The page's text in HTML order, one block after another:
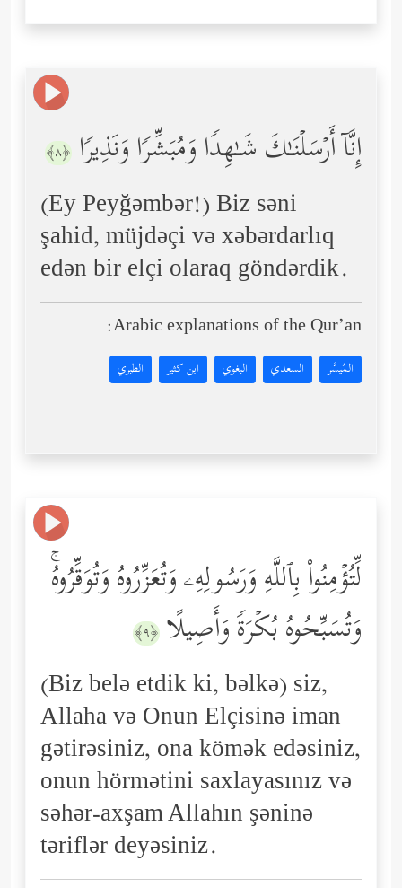
إِنَّاۤ أَرۡسَلۡنَـٰكَ شَـٰهِدࣰا وَمُبَشِّرࣰا وَنَذِیرࣰا ﴿٨﴾
(Ey Peyğəmbər!) Biz səni
şahid, müjdəçi və xəbərdarlıq
edən bir elçi olaraq göndərdik.
Arabic explanations of the Qur’an:
المُيسَّر السعدي البغوي ابن كثير الطبري
لِّتُؤۡمِنُواْ بِٱللَّهِ وَرَسُولِهِۦ وَتُعَزِّرُوهُ وَتُوَقِّرُوهُۚ
وَتُسَبِّحُوهُ بُكۡرَةࣰ وَأَصِیلًا ﴿٩﴾
(Biz belə etdik ki, bəlkə) siz,
Allaha və Onun Elçisinə iman
gətirəsiniz, ona kömək edəsiniz,
onun hörmətini saxlayasınız və
səhər-axşam Allahın şəninə
təriflər deyəsiniz.